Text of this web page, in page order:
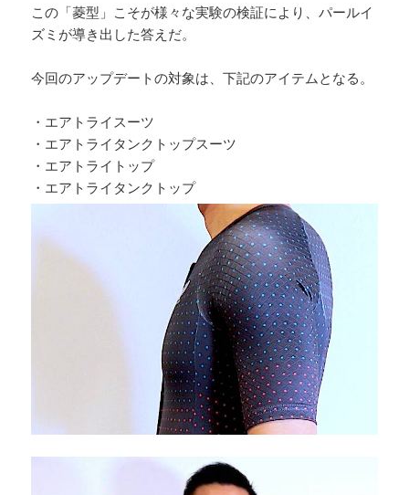
この「菱型」こそが様々な実験の検証により、パールイ
ズミが導き出した答えだ。
今回のアップデートの対象は、下記のアイテムとなる。
・エアトライスーツ
・エアトライタンクトップスーツ
・エアトライトップ
・エアトライタンクトップ